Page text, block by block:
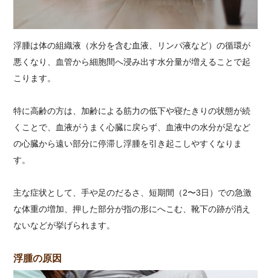
浮腫は体の組織液（水分を含む血液、リンパ液など）の循環が
悪くなり、血管から細胞間へ浸み出す水分量が増えることで起
こります。
特に高齢の方は、加齢による筋力の低下や寝たきりの状態が続
くことで、血液がうまく心臓に戻らず、血液中の水分が足など
の心臓から遠い部分に停滞し浮腫を引き起こしやすくなりま
す。
主な症状として、手や足のだるさ、短期間（2〜3日）での急激
な体重の増加、押した部分が指の形にへこむ、靴下の跡が消え
ないなどが挙げられます。
浮腫の原因